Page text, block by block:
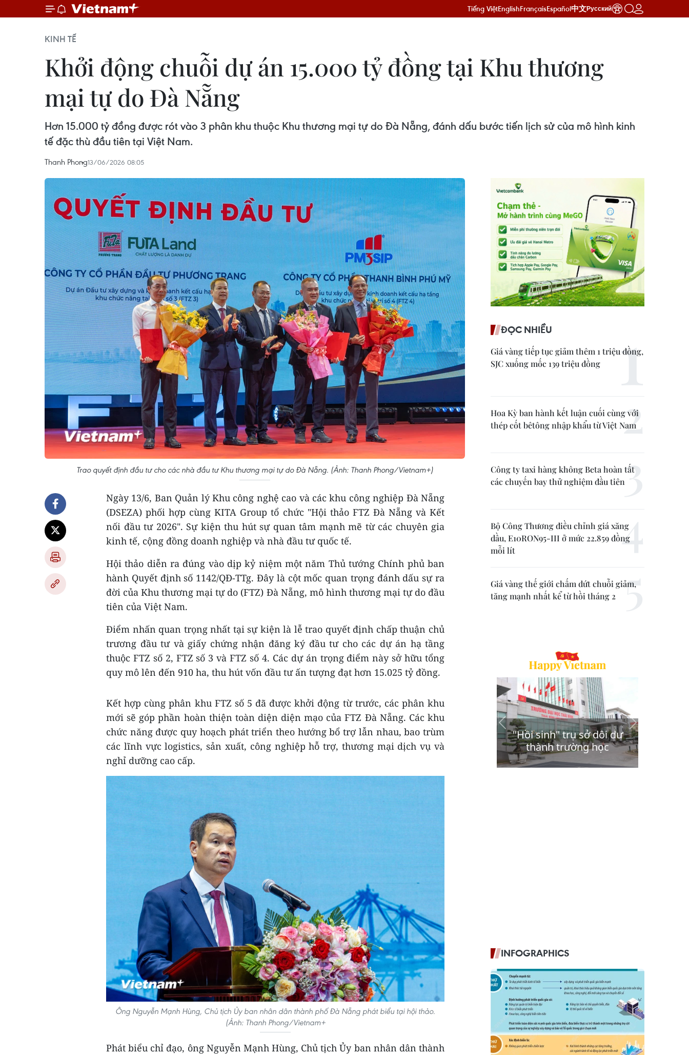
Tiếng ViệtEnglishFrançaisEspañol中文Русский
KINH TẾ
Khởi động chuỗi dự án 15.000 tỷ đồng tại Khu thương
mại tự do Đà Nẵng
Hơn 15.000 tỷ đồng được rót vào 3 phân khu thuộc Khu thương mại tự do Đà Nẵng, đánh dấu bước tiến lịch sử của mô hình kinh
tế đặc thù đầu tiên tại Việt Nam.
Thanh Phong13/06/2026 08:05
Trao quyết định đầu tư cho các nhà đầu tư Khu thương mại tự do Đà Nẵng. (Ảnh: Thanh Phong/Vietnam+)
Ngày 13/6, Ban Quản lý Khu công nghệ cao và các khu công nghiệp Đà Nẵng
(DSEZA) phối hợp cùng KITA Group tổ chức "Hội thảo FTZ Đà Nẵng và Kết
nối đầu tư 2026". Sự kiện thu hút sự quan tâm mạnh mẽ từ các chuyên gia
kinh tế, cộng đồng doanh nghiệp và nhà đầu tư quốc tế.
Hội thảo diễn ra đúng vào dịp kỷ niệm một năm Thủ tướng Chính phủ ban
hành Quyết định số 1142/QĐ-TTg. Đây là cột mốc quan trọng đánh dấu sự ra
đời của Khu thương mại tự do (FTZ) Đà Nẵng, mô hình thương mại tự do đầu
tiên của Việt Nam.
Điểm nhấn quan trọng nhất tại sự kiện là lễ trao quyết định chấp thuận chủ
trương đầu tư và giấy chứng nhận đăng ký đầu tư cho các dự án hạ tầng
thuộc FTZ số 2, FTZ số 3 và FTZ số 4. Các dự án trọng điểm này sở hữu tổng
quy mô lên đến 910 ha, thu hút vốn đầu tư ấn tượng đạt hơn 15.025 tỷ đồng.
Kết hợp cùng phân khu FTZ số 5 đã được khởi động từ trước, các phân khu
mới sẽ góp phần hoàn thiện toàn diện diện mạo của FTZ Đà Nẵng. Các khu
chức năng được quy hoạch phát triển theo hướng bổ trợ lẫn nhau, bao trùm
các lĩnh vực logistics, sản xuất, công nghiệp hỗ trợ, thương mại dịch vụ và
nghỉ dưỡng cao cấp.
Ông Nguyễn Mạnh Hùng, Chủ tịch Ủy ban nhân dân thành phố Đà Nẵng phát biểu tại hội thảo.
(Ảnh: Thanh Phong/Vietnam+
Phát biểu chỉ đạo, ông Nguyễn Mạnh Hùng, Chủ tịch Ủy ban nhân dân thành
ĐỌC NHIỀU
Giá vàng tiếp tục giảm thêm 1 triệu đồng,
SJC xuống mốc 139 triệu đồng
Hoa Kỳ ban hành kết luận cuối cùng với
thép cốt bêtông nhập khẩu từ Việt Nam
Công ty taxi hàng không Beta hoàn tất
các chuyến bay thử nghiệm đầu tiên
Bộ Công Thương điều chỉnh giá xăng
dầu, E10RON95-III ở mức 22.859 đồng
mỗi lít
Giá vàng thế giới chấm dứt chuỗi giảm,
tăng mạnh nhất kể từ hồi tháng 2
INFOGRAPHICS